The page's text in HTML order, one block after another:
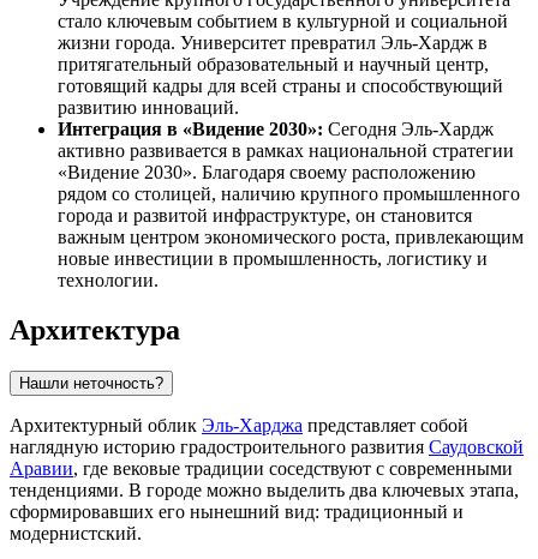
стало ключевым событием в культурной и социальной
жизни города. Университет превратил Эль-Хардж в
притягательный образовательный и научный центр,
готовящий кадры для всей страны и способствующий
развитию инноваций.
Интеграция в «Видение 2030»: Сегодня Эль-Хардж
активно развивается в рамках национальной стратегии
«Видение 2030». Благодаря своему расположению
рядом со столицей, наличию крупного промышленного
города и развитой инфраструктуре, он становится
важным центром экономического роста, привлекающим
новые инвестиции в промышленность, логистику и
технологии.
Архитектура
Нашли неточность?
Архитектурный облик Эль-Харджа представляет собой
наглядную историю градостроительного развития Саудовской
Аравии, где вековые традиции соседствуют с современными
тенденциями. В городе можно выделить два ключевых этапа,
сформировавших его нынешний вид: традиционный и
модернистский.